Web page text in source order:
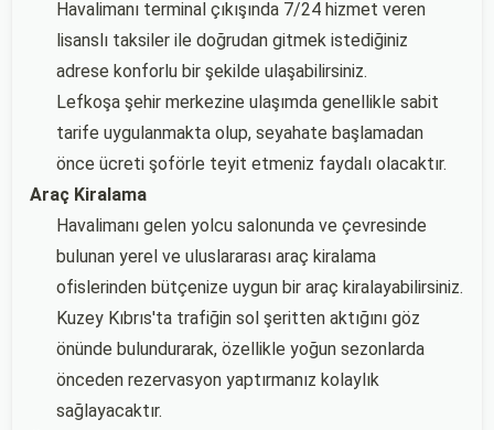
Havalimanı terminal çıkışında 7/24 hizmet veren
lisanslı taksiler ile doğrudan gitmek istediğiniz
adrese konforlu bir şekilde ulaşabilirsiniz.
Lefkoşa şehir merkezine ulaşımda genellikle sabit
tarife uygulanmakta olup, seyahate başlamadan
önce ücreti şoförle teyit etmeniz faydalı olacaktır.
Araç Kiralama
Havalimanı gelen yolcu salonunda ve çevresinde
bulunan yerel ve uluslararası araç kiralama
ofislerinden bütçenize uygun bir araç kiralayabilirsiniz.
Kuzey Kıbrıs'ta trafiğin sol şeritten aktığını göz
önünde bulundurarak, özellikle yoğun sezonlarda
önceden rezervasyon yaptırmanız kolaylık
sağlayacaktır.